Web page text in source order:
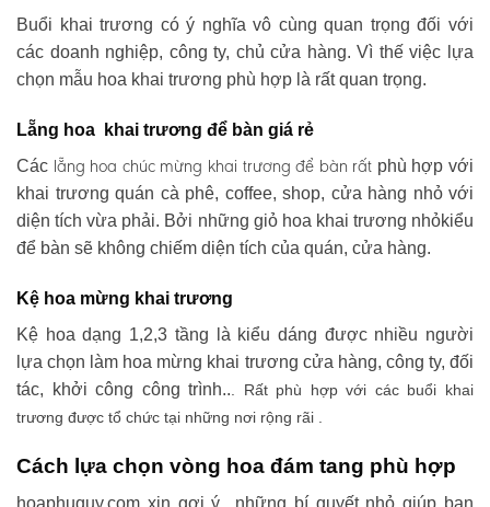
Buổi khai trương có ý nghĩa vô cùng quan trọng đối với
các doanh nghiệp, công ty, chủ cửa hàng. Vì thế việc lựa
chọn mẫu hoa khai trương phù hợp là rất quan trọng.
Lẵng hoa khai trương để bàn giá rẻ
Các lẵng hoa chúc mừng khai trương để bàn rất phù hợp với
khai trương quán cà phê, coffee, shop, cửa hàng nhỏ với
diện tích vừa phải. Bởi những giỏ hoa khai trương nhỏkiểu
để bàn sẽ không chiếm diện tích của quán, cửa hàng.
Kệ hoa mừng khai trương
Kệ hoa dạng 1,2,3 tầng là kiểu dáng được nhiều người
lựa chọn làm hoa mừng khai trương cửa hàng, công ty, đối
tác, khởi công công trình.. . Rất phù hợp với các buổi khai
trương được tổ chức tại những nơi rộng rãi .
Cách lựa chọn vòng hoa đám tang phù hợp